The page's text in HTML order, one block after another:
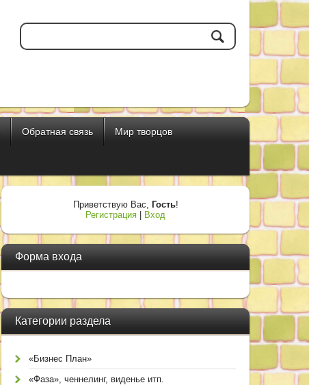
Обратная связь Мир творцов
Приветствую Вас, Гость!
Регистрация
Вход
Форма входа
Категории раздела
«Бизнес План»
«Фаза», ченнелинг, виденье итп.